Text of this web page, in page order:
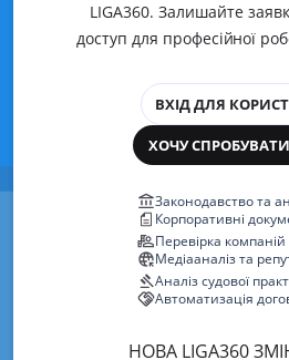
LIGA360. Залишайте
доступ для професійної
ВХІД ДЛЯ
ХОЧУ СПРОБУВАТИ
Законодавство та
Корпоративні
Перевірка
Медіааналіз та
Аналіз судової
Автоматизація
НОВА LIGA360